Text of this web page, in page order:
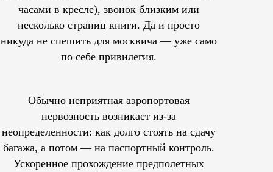
часами в кресле), звонок близким или
несколько страниц книги. Да и просто
никуда не спешить для москвича — уже само
по себе привилегия.
Обычно неприятная аэропортовая
нервозность возникает из-за
неопределенности: как долго стоять на сдачу
багажа, а потом — на паспортный контроль.
Ускоренное прохождение предполетных